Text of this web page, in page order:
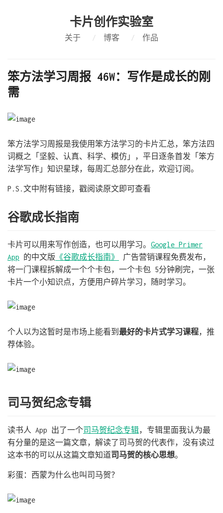
卡片创作实验室
关于 / 博客 / 作品
笨方法学习周报 46W：写作是成长的刚
需
笨方法学习周报是我使用笨方法学习的卡片汇总，笨方法四
词概之「坚毅、认真、科学、模仿」，平日逐条首发「笨方
法学写作」知识星球，每周汇总部分在此，欢迎订阅。
P.S.文中附有链接，戳阅读原文即可查看
谷歌成长指南
卡片可以用来写作创造，也可以用学习。 Google Primer
App 的中文版 《谷歌成长指南》
广告营销课程免费发布，
将一门课程拆解成一个个卡包，一个卡包 5分钟刷完，一张
卡片一个小知识点，方便用户碎片学习，随时学习。
个人以为这暂时是市场上能看到 最好的卡片式学习课程，推
荐体验。
司马贺纪念专辑
读书人 App 出了一个司马贺纪念专辑，专辑里面我认为最
有分量的是这一篇文章，解读了司马贺的代表作，没有读过
这本书的可以从这篇文章知道司马贺的核心思想。
彩蛋：西蒙为什么也叫司马贺？